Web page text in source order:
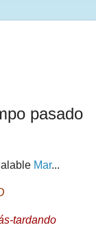
pasado
Mar...
tardando